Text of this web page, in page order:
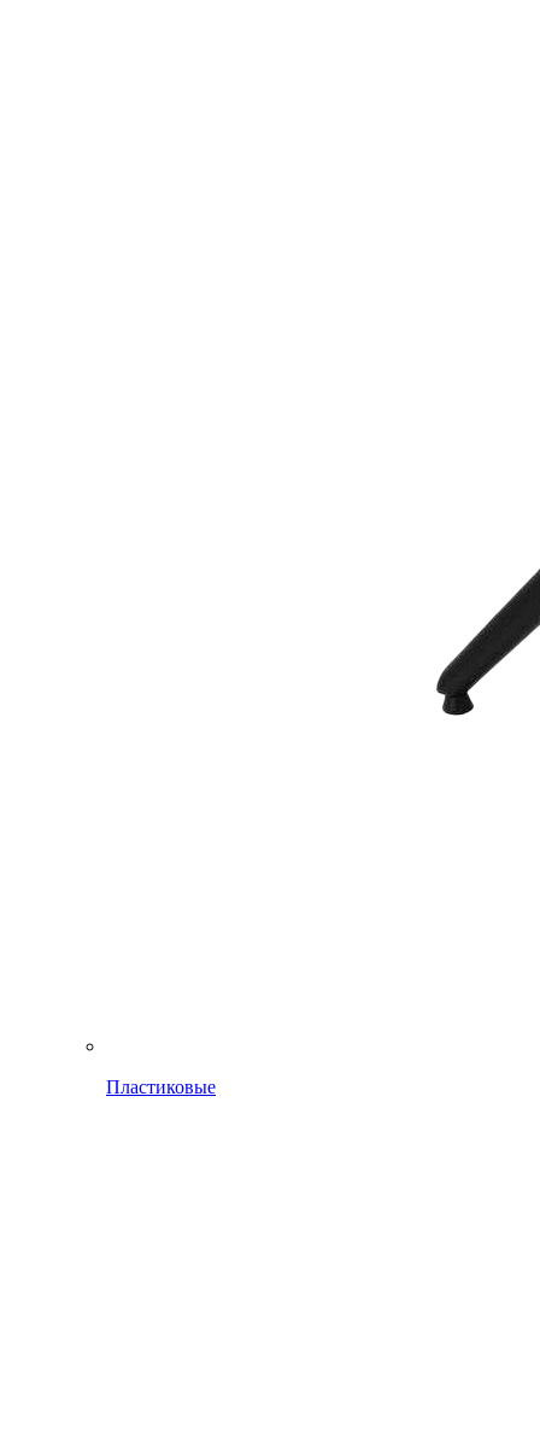
Пластиковые